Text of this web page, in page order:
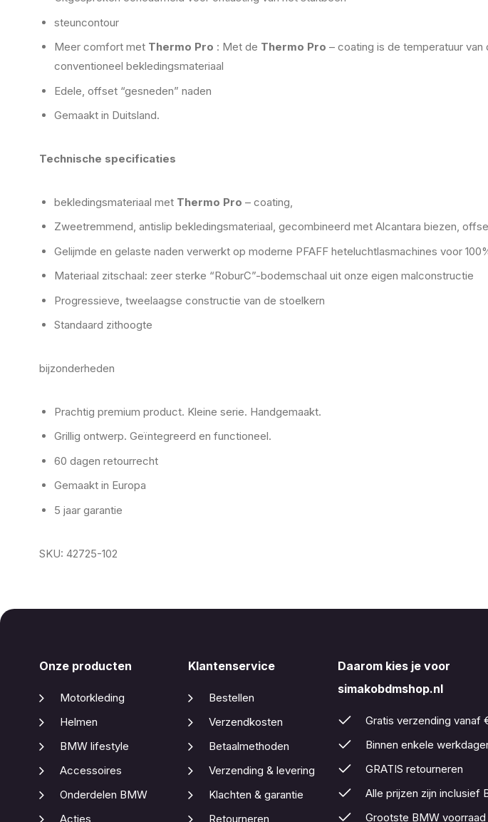
steuncontour
Meer comfort met Thermo Pro : Met de Thermo Pro – coating is de temperatuur
conventioneel bekledingsmateriaal
Edele, offset “gesneden” naden
Gemaakt in Duitsland.
Technische specificaties
bekledingsmateriaal met Thermo Pro – coating,
Zweetremmend, antislip bekledingsmateriaal, gecombineerd met Alcantara biezen,
Gelijmde en gelaste naden verwerkt op moderne PFAFF heteluchtlasmachines voor
Materiaal zitschaal: zeer sterke “RoburC”-bodemschaal uit onze eigen malconstructie
Progressieve, tweelaagse constructie van de stoelkern
Standaard zithoogte
bijzonderheden
Prachtig premium product. Kleine serie. Handgemaakt.
Grillig ontwerp. Geïntegreerd en functioneel.
60 dagen retourrecht
Gemaakt in Europa
5 jaar garantie
SKU: 42725-102
Onze producten
Motorkleding
Helmen
BMW lifestyle
Accessoires
Onderdelen BMW
Acties
Klantenservice
Bestellen
Verzendkosten
Betaalmethoden
Verzending & levering
Klachten & garantie
Retourneren
Daarom kies je voor
simakobdmshop.nl
Gratis verzending vanaf
Binnen enkele
GRATIS retourneren
Alle prijzen zijn inclusief
Grootste BMW voorraad